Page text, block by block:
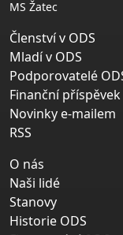
MS Žatec
Členství v ODS
Mladí v ODS
Podporovatelé
Finanční příspěvek
Novinky e-mailem
RSS
O nás
Naši lidé
Stanovy
Historie ODS